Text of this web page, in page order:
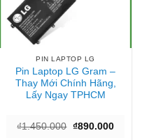
PIN LAPTOP LG
Pin Laptop LG Gram –
Thay Mới Chính Hãng,
Lấy Ngay TPHCM
₫1.450.000 Giá
₫890.000Giá